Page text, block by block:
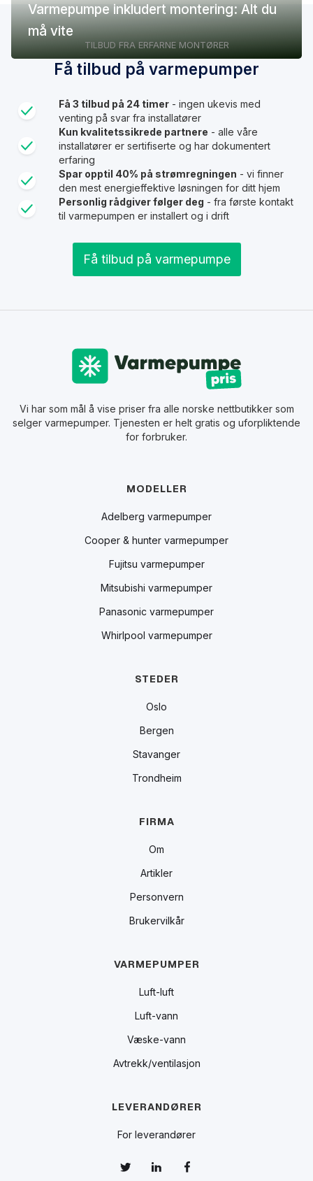
Varmepumpe inkludert montering: Alt du
må vite
TILBUD FRA ERFARNE MONTØRER
Få tilbud på varmepumper
Få 3 tilbud på 24 timer - ingen ukevis med
venting på svar fra installatører
Kun kvalitetssikrede partnere - alle våre
installatører er sertifiserte og har dokumentert
erfaring
Spar opptil 40% på strømregningen - vi finner
den mest energieffektive løsningen for ditt hjem
Personlig rådgiver følger deg - fra første kontakt
til varmepumpen er installert og i drift
Få tilbud på varmepumpe
Vi har som mål å vise priser fra alle norske nettbutikker som
selger varmepumper. Tjenesten er helt gratis og uforpliktende
for forbruker.
MODELLER
Adelberg varmepumper
Cooper & hunter varmepumper
Fujitsu varmepumper
Mitsubishi varmepumper
Panasonic varmepumper
Whirlpool varmepumper
STEDER
Oslo
Bergen
Stavanger
Trondheim
FIRMA
Om
Artikler
Personvern
Brukervilkår
VARMEPUMPER
Luft-luft
Luft-vann
Væske-vann
Avtrekk/ventilasjon
LEVERANDØRER
For leverandører